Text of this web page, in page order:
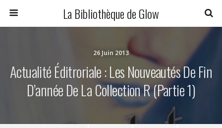
La Bibliothèque de Glow
26 Juin 2013
Actualité Éditroriale : Les Nouveautés De Fin
D’année De La Collection R (partie 1)